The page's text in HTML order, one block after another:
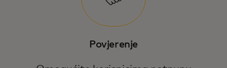
Povjerenje